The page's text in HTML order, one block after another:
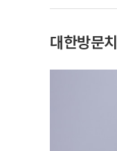
대한방문